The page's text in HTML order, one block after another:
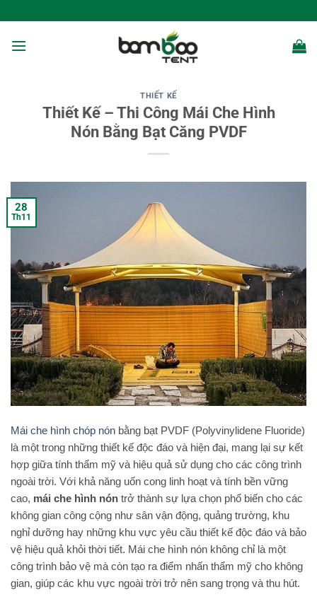
qua
nội
THIẾT KẾ
Thiết Kế – Thi Công Mái Che Hình
Nón Bằng Bạt Căng PVDF
28
Th11
Mái che hình chóp nón bằng bạt PVDF (Polyvinylidene Fluoride)
là một trong những thiết kế độc đáo và hiện đại, mang lại sự kết
hợp giữa tính thẩm mỹ và hiệu quả sử dụng cho các công trình
ngoài trời. Với khả năng uốn cong linh hoạt và tính bền vững
cao, mái che hình nón trở thành sự lựa chọn phổ biến cho các
không gian công cộng như sân vận động, quảng trường, khu
nghỉ dưỡng hay những khu vực yêu cầu thiết kế độc đáo và bảo
vệ hiệu quả khỏi thời tiết. Mái che hình nón không chỉ là một
công trình bảo vệ mà còn tạo ra điểm nhấn thẩm mỹ cho không
gian, giúp các khu vực ngoài trời trở nên sang trọng và thu hút.